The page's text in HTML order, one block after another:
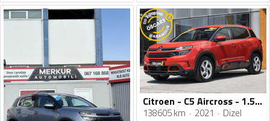
Citroen - C5 Aircross - 1.5 HDI
138605 km 2021 Dizel